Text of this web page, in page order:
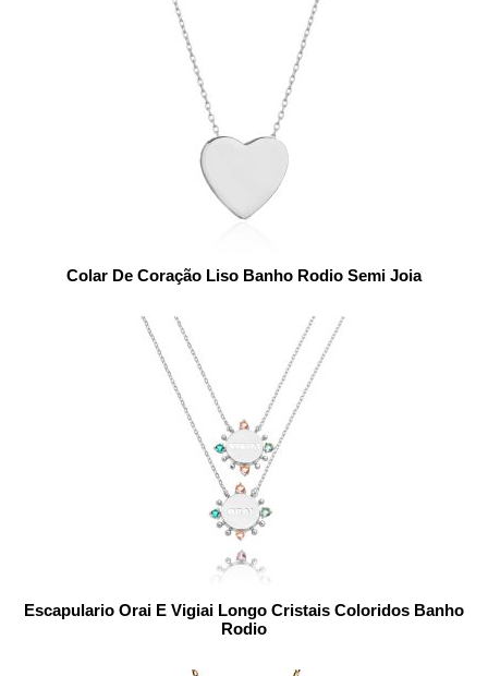
Colar De Coração Liso Banho Rodio Semi Joia
Escapulario Orai E Vigiai Longo Cristais Coloridos Banho
Rodio